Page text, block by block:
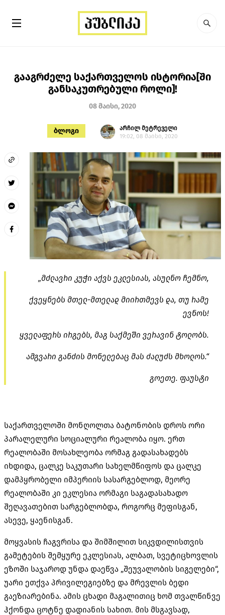
გააგრძელე საქართველოს ისტორია[ში
განსაკუთრებული როლი]!
08 მაისი, 2020
ბლოგი
არჩილ მეტრეველი
19:02, 08 მაისი, 2020
„მძლავრი კუჭი აქვს ეკლესიას, ასულნო ჩემნო,
ქვეყნებს მთელ-მთელად მიირთმევს და, თუ რამე
ევნოს!
ყველაფერს ირგებს, მაგ საქმეში ვერავინ ტოლობს.
ამგვარი განძის მონელებაც მას ძალუძს მხოლოს.“
გოეთე. ფაუსტი
საქართველოში მონღოლთა ბატონობის დროს ორი
პარალელური სოციალური რეალობა იყო. ერთ
რეალობაში მოსახლეობა ორმაგ გადასახადებს
იხდიდა, ცალკე საკუთარი სახელმწიფოს და ცალკე
დამპყრობელი იმპერიის სასარგებლოდ, მეორე
რეალობაში კი ეკლესია ორმაგი საგადასახადო
შეღავათებით სარგებლობდა, როგორც მეფისგან,
ასევე, ყაენისგან.
მოყვასის ჩაგვრისა და შიმშილით სიკვდილისთვის
გამეტების შემყურე ეკლესიას, ალბათ, სვეტიცხოვლის
ეზოში საჯაროდ უნდა დაეწვა „შეუვალობის სიგელები“,
უარი ეთქვა პრივილეგიებზე და მრევლის ბედი
გაეზიარებინა. ამის ცხადი მაგალითიც ხომ თვალწინვე
ჰქონდა ცოტნე დადიანის სახით. მის მსგავსად,